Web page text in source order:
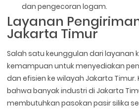
dan pengecoran logam.
Layanan
Jakarta Timur
Salah satu keunggulan dari layanan
kemampuan untuk menyediakan
dan efisien ke wilayah Jakarta
bahwa banyak industri di Jakarta
membutuhkan pasokan pasir silika